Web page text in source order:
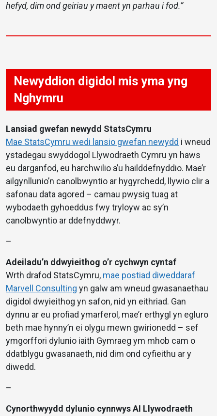
hefyd, dim ond geiriau y maent yn parhau i fod.”
Newyddion digidol mis yma yng
Nghymru
Lansiad gwefan newydd StatsCymru
Mae StatsCymru wedi lansio gwefan newydd i wneud
ystadegau swyddogol Llywodraeth Cymru yn haws
eu darganfod, eu harchwilio a’u hailddefnyddio. Mae’r
ailgynllunio’n canolbwyntio ar hygyrchedd, llywio clir a
safonau data agored – camau pwysig tuag at
wybodaeth gyhoeddus fwy tryloyw ac sy’n
canolbwyntio ar ddefnyddwyr.
–
Adeiladu’n ddwyieithog o’r cychwyn cyntaf
Wrth drafod StatsCymru, mae postiad diweddaraf
Marvell Consulting yn galw am wneud gwasanaethau
digidol dwyieithog yn safon, nid yn eithriad. Gan
dynnu ar eu profiad ymarferol, mae’r erthygl yn egluro
beth mae hynny’n ei olygu mewn gwirionedd – sef
ymgorffori dylunio iaith Gymraeg ym mhob cam o
ddatblygu gwasanaeth, nid dim ond cyfieithu ar y
diwedd.
–
Cynorthwyydd dylunio cynnwys AI Llywodraeth